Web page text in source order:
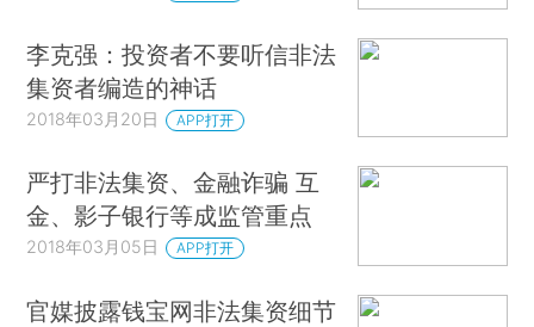
李克强：投资者不要听信非法
集资者编造的神话
2018年03月20日 APP打开
严打非法集资、金融诈骗 互
金、影子银行等成监管重点
2018年03月05日 APP打开
官媒披露钱宝网非法集资细节